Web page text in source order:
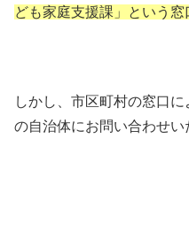
ども家庭支援課」という窓
しかし、市区町村の窓口
の自治体にお問い合わせい